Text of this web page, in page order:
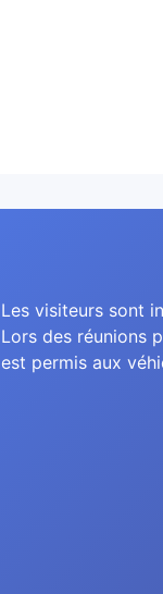
Les visiteurs sont
Lors des réunions
est permis aux